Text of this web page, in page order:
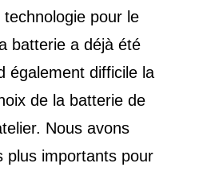
pour le
batterie a déjà été
également difficile la
de la batterie de
Nous avons
plus importants pour